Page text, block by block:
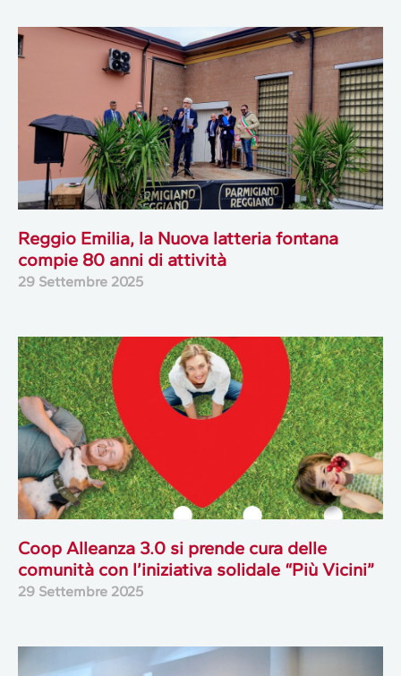
Reggio Emilia, la Nuova latteria fontana
compie 80 anni di attività
29 Settembre 2025
Coop Alleanza 3.0 si prende cura delle
comunità con l’iniziativa solidale “Più Vicini”
29 Settembre 2025